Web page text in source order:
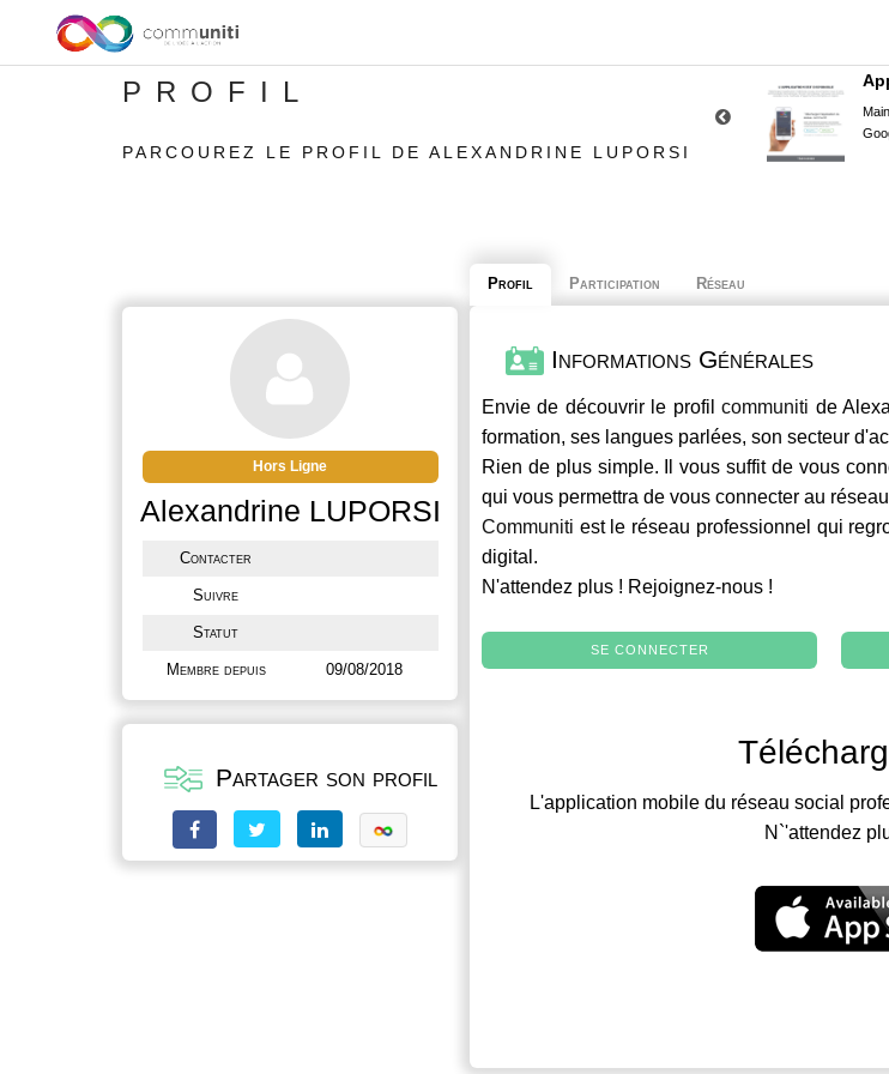
PROFIL
PARCOUREZ LE PROFIL DE ALEXANDRINE LUPORSI
Hors Ligne
Alexandrine LUPORSI
Contacter
Suivre
Statut
Membre depuis 09/08/2018
Partager son profil
Profil Participation Réseau
Informations Générales
Envie de découvrir le profilcommuniti de
formation, ses langues parlées, son secteur
Rien de plus simple. Il vous suffit de vous
qui vous permettra de vous connecter au
Communiti est le réseau professionnel qui
digital.
N'attendez plus ! Rejoignez-nous !
SE CONNECTER
L'application mobile du réseau social
N`'attendez